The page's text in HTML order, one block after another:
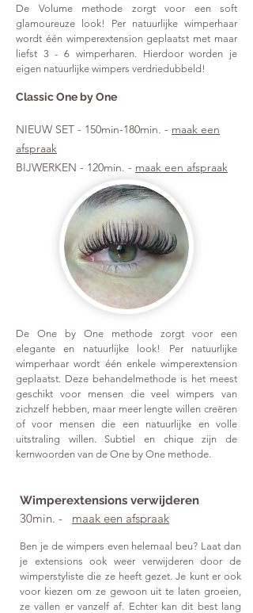
De Volume methode zorgt voor een soft
glamoureuze look! Per natuurlijke wimperhaar
wordt één wimperextension geplaatst met maar
liefst 3 - 6 wimperharen. Hierdoor worden je
eigen natuurlijke wimpers verdriedubbeld!
Classic One by One
NIEUW SET - 150min-180min. - maak een
afspraak
BIJWERKEN - 120min. - maak een afspraak
De One by One methode zorgt voor een
elegante en natuurlijke look! Per natuurlijke
wimperhaar wordt één enkele wimperextension
geplaatst. Deze behandelmethode is het meest
geschikt voor mensen die veel wimpers van
zichzelf hebben, maar meer lengte willen creëren
of voor mensen die een natuurlijke en volle
uitstraling willen. Subtiel en chique zijn de
kernwoorden van de One by One methode.
Wimperextensions verwijderen
30min. - maak een afspraak
Ben je de wimpers even helemaal beu? Laat dan
je extensions ook weer verwijderen door de
wimperstyliste die ze heeft gezet. Je kunt er ook
voor kiezen om ze gewoon uit te laten groeien,
ze vallen er vanzelf af. Echter kan dit best lang